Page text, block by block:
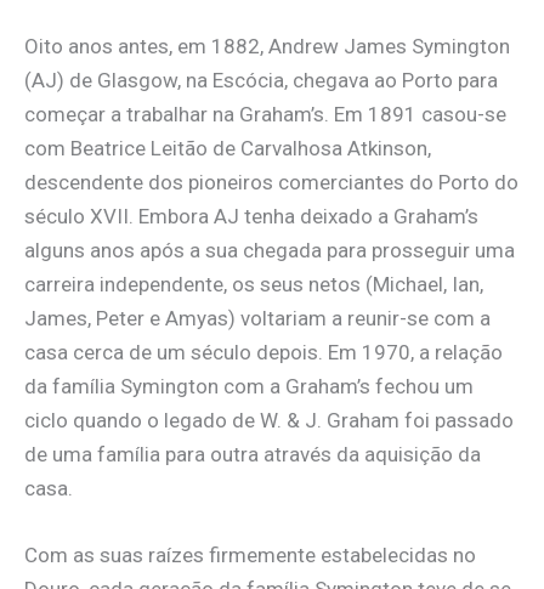
Oito anos antes, em 1882, Andrew James Symington
(AJ) de Glasgow, na Escócia, chegava ao Porto para
começar a trabalhar na Graham’s. Em 1891 casou-se
com Beatrice Leitão de Carvalhosa Atkinson,
descendente dos pioneiros comerciantes do Porto do
século XVII. Embora AJ tenha deixado a Graham’s
alguns anos após a sua chegada para prosseguir uma
carreira independente, os seus netos (Michael, Ian,
James, Peter e Amyas) voltariam a reunir-se com a
casa cerca de um século depois. Em 1970, a relação
da família Symington com a Graham’s fechou um
ciclo quando o legado de W. & J. Graham foi passado
de uma família para outra através da aquisição da
casa.
Com as suas raízes firmemente estabelecidas no